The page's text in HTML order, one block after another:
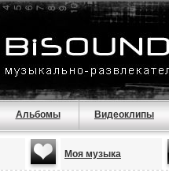
Альбомы Видеоклипы
Моя музыка